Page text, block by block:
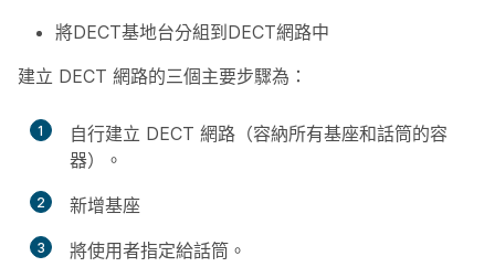
將DECT基地台分組到DECT網路中
建立 DECT 網路的三個主要步驟為：
1
自行建立 DECT 網路（容納所有基座和話筒的容
器）。
2 新增基座
3 將使用者指定給話筒。